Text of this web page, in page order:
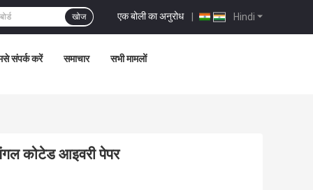
Hindi
एक बोली का अनुरोध |
खोज
संपर्क करें समाचार सभी मामलों
कोटेड आइवरी पेपर